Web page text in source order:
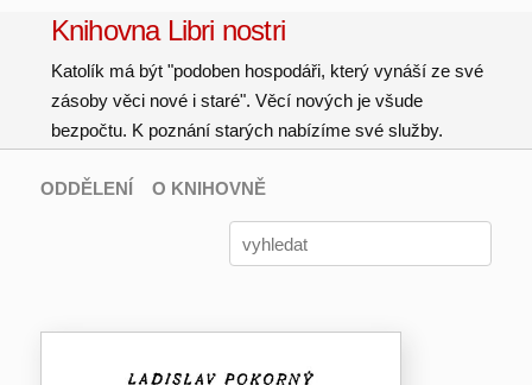
Knihovna Libri nostri
Katolík má být "podoben hospodáři, který vynáší ze své
zásoby věci nové i staré". Věcí nových je všude
bezpočtu. K poznání starých nabízíme své služby.
ODDĚLENÍ O KNIHOVNĚ